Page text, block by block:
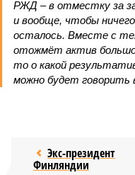
Россию угрозой для
Европы
Финского залива
13:45
Евросоюз